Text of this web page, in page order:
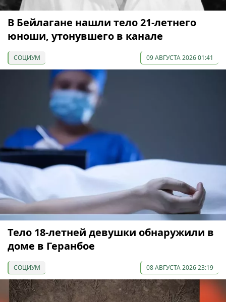
В Бейлагане нашли тело 21-летнего
юноши, утонувшего в канале
СОЦИУМ 09 АВГУСТА 2026 01:41
Тело 18-летней девушки обнаружили в
доме в Геранбое
СОЦИУМ 08 АВГУСТА 2026 23:19